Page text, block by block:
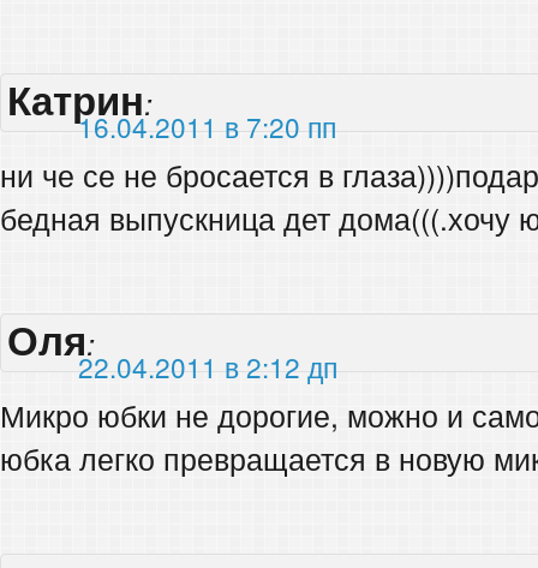
Катрин:
16.04.2011 в 7:20 пп
ни че се не бросается в
бедная выпускница дет дома(((.хочу
Оля:
22.04.2011 в 2:12 дп
Микро юбки не дорогие, можно и
юбка легко превращается в новую